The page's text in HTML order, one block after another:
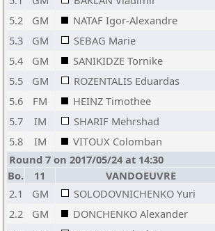
5.2
GM NATAF Igor-Alexandre
5.3
GM SEBAG Marie
5.4
GM SANIKIDZE Tornike
5.5
GM ROZENTALIS Eduardas
5.6
FM HEINZ Timothee
5.7
IM SHARIF Mehrshad
5.8
IM VITOUX Colomban
Round 7 on 2017/05/24 at 14:30
Bo.
11 VANDOEUVRE
2.1
GM SOLODOVNICHENKO Yuri
2.2
GM DONCHENKO Alexander